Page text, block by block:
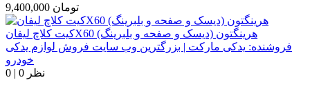
9,400,000 تومان
کیت کلاچ لیفانX60 هرینگتون (دیسک و صفحه و بلبرینگ)
فروشنده: یدکی مارکت | بزرگترین وب سایت فروش لوازم یدکی
خودرو
0 | 0 نظر